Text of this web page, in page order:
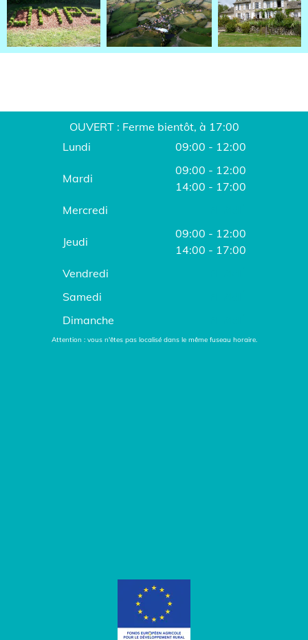
OUVERT : Ferme bientôt, à 17:00
Lundi
09:00 - 12:00
Mardi
09:00 - 12:00
14:00 - 17:00
Mercredi
Jeudi
09:00 - 12:00
14:00 - 17:00
Vendredi
Samedi
Dimanche
Attention : vous n'êtes pas localisé dans le même fuseau horaire.